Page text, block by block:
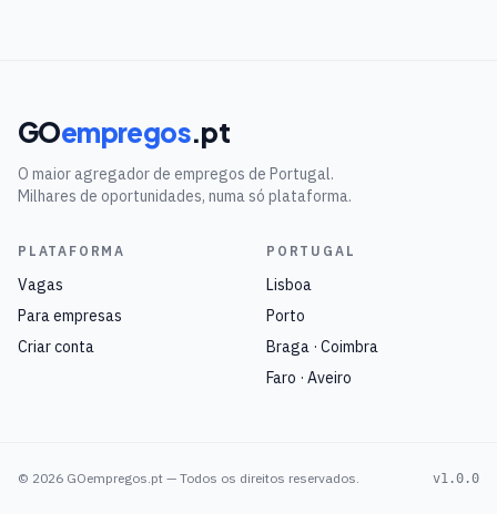
GOempregos.pt
O maior agregador de empregos de Portugal.
Milhares de oportunidades, numa só plataforma.
PLATAFORMA
Vagas
Para empresas
Criar conta
PORTUGAL
Lisboa
Porto
Braga · Coimbra
Faro · Aveiro
© 2026 GOempregos.pt — Todos os direitos reservados. v1.0.0